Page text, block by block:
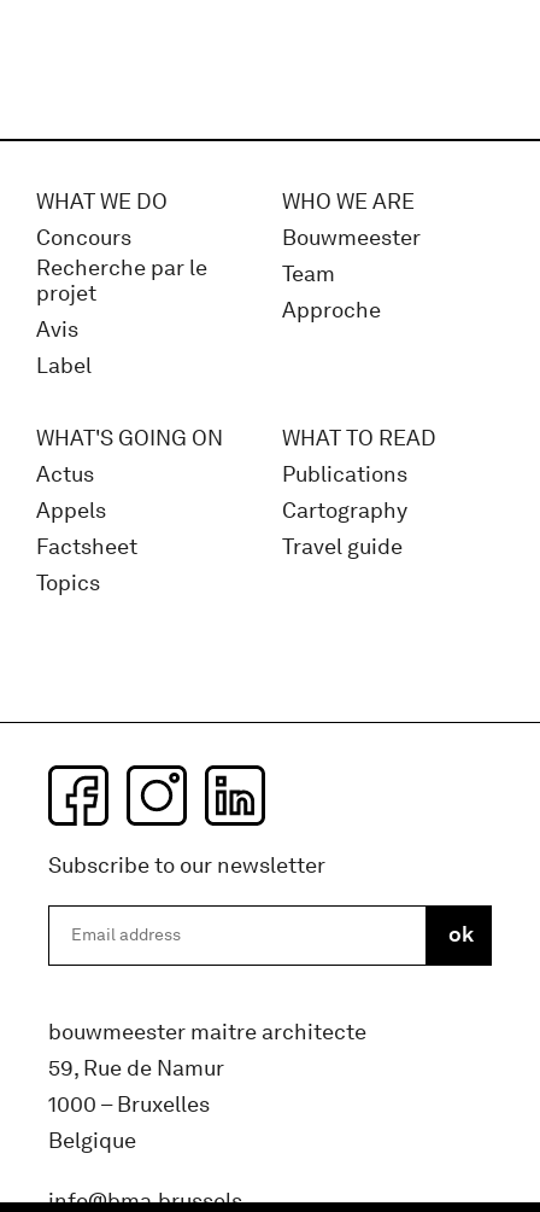
WHAT WE DO
Concours
Recherche par le
projet
Avis
Label
WHO WE ARE
Bouwmeester
Team
Approche
WHAT'S GOING ON
Actus
Appels
Factsheet
Topics
WHAT TO READ
Publications
Cartography
Travel guide
Subscribe to our newsletter
bouwmeester maitre architecte
59, Rue de Namur
1000 – Bruxelles
Belgique
info@bma.brussels